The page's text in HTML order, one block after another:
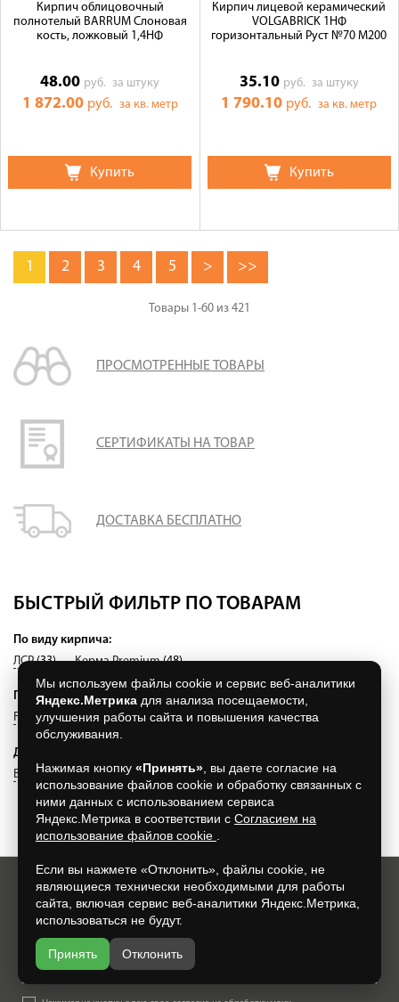
Кирпич облицовочный
полнотелый BARRUM Слоновая
кость, ложковый 1,4НФ
48.00 руб.за штуку
1 872.00 руб. за кв. метр
Купить
Кирпич лицевой керамический
VOLGABRICK 1НФ
горизонтальный Руст №70 М200
35.10 руб. за штуку
1 790.10 руб.за кв. метр
Купить
1 2 3 4 5 > >>
Товары 1-60 из 421
ПРОСМОТРЕННЫЕ ТОВАРЫ
СЕРТИФИКАТЫ НА ТОВАР
ДОСТАВКА БЕСПЛАТНО
БЫСТРЫЙ ФИЛЬТР ПО ТОВАРАМ
По виду кирпича:
ЛСР(33) Керма Premium(48)
По производителю:
Feldhaus Klinker (98) Roben(0)
Другое:
Винербергер(1490)
Хотите всегда узнавать о новых акциях и скидках?
Просто подпишитесь на нашу рассылку:
Мы используем файлы cookie и сервис веб-аналитики
Яндекс.Метрика для анализа посещаемости,
улучшения работы сайта и повышения качества
обслуживания.
Нажимая кнопку «Принять» , вы даете согласие на
использование файлов cookie и обработку связанных с
ними данных с использованием сервиса
Яндекс.Метрика в соответствии с Согласием на
использование файлов cookie
Если вы нажмете «Отклонить», файлы cookie, не
являющиеся технически необходимыми для работы
сайта, включая сервис веб-аналитики Яндекс.Метрика,
использоваться не будут.
Принять Отклонить